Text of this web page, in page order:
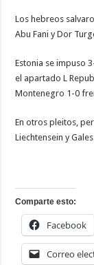
Los hebreos
Abu Fani y Dor
Estonia se impuso
el apartado L
Montenegro 1-0
En otros pleitos,
Liechtensein y
Comparte esto:
Facebook
Correo